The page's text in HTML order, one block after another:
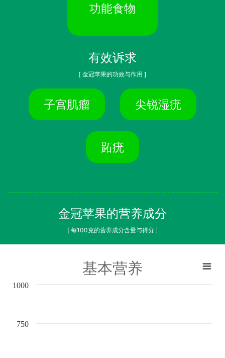
功能食物
有效诉求
[ 金冠苹果的功效与作用 ]
子宫肌瘤 尖锐湿疣
跖疣
金冠苹果的营养成分
[ 每100克的营养成分含量与得分 ]
基本营养
750
1000